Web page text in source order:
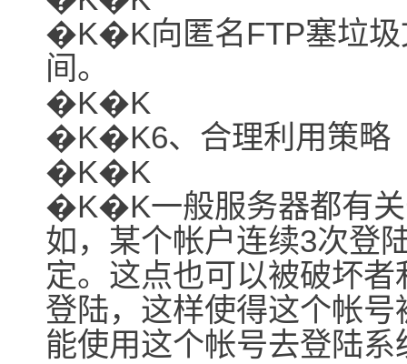
�K�K向匿名FTP塞垃圾
间。
�K�K
�K�K6、合理利用策略
�K�K
�K�K一般服务器都有关
如，某个帐户连续3次登
定。这点也可以被破坏
登陆，这样使得这个帐
能使用这个帐号去登陆系